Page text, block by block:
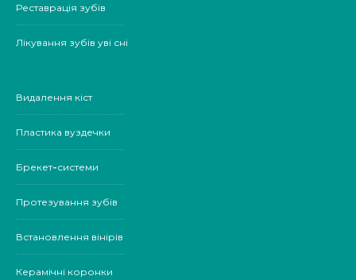
Реставрація зубів
Лікування зубів уві сні
Видалення кіст
Пластика вуздечки
Брекет-системи
Протезування зубів
Встановлення вінірів
Керамічні коронки